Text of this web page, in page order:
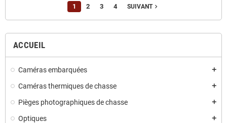
ACCUEIL
Caméras embarquées add
Caméras thermiques de chasse add
Pièges photographiques de chasse add
Optiques add
1 2 3 4 SUIVANTnavigate_next